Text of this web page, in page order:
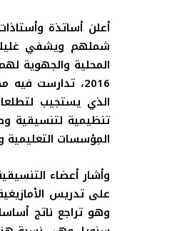
أعلن أساتذة
شملهم ويشفي
2016، تدارست
الذي يستجيب
تنظيمية لتنسيقية
المِؤسسات التعليمية
وأشار أعضاء
على تدريس